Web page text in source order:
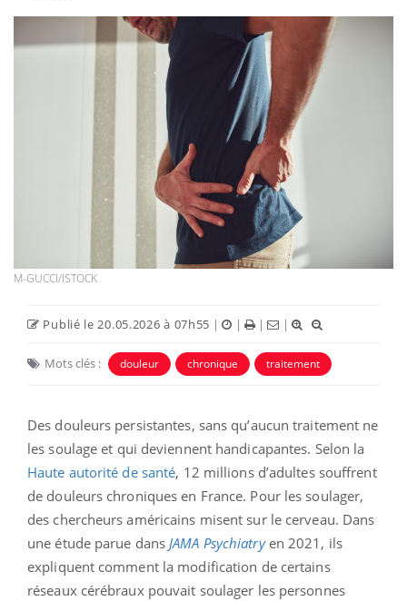
M-GUCCI/ISTOCK
Publié le 20.05.2026 à 07h55 | | | |
Mots clés : douleur chronique traitement
Des douleurs persistantes, sans qu’aucun traitement ne
les soulage et qui deviennent handicapantes. Selon la
Haute autorité de santé, 12 millions d’adultes souffrent
de douleurs chroniques en France. Pour les soulager,
des chercheurs américains misent sur le cerveau. Dans
une étude parue dansJAMA Psychiatry en 2021, ils
expliquent comment la modification de certains
réseaux cérébraux pouvait soulager les personnes